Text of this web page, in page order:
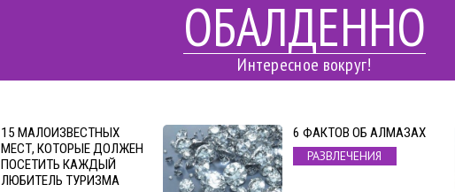
ОБАЛДЕННО
Интересное вокруг!
15 МАЛОИЗВЕСТНЫХ
МЕСТ, КОТОРЫЕ ДОЛЖЕН
ПОСЕТИТЬ КАЖДЫЙ
ЛЮБИТЕЛЬ ТУРИЗМА
6 ФАКТОВ ОБ АЛМАЗАХ
РАЗВЛЕЧЕНИЯ